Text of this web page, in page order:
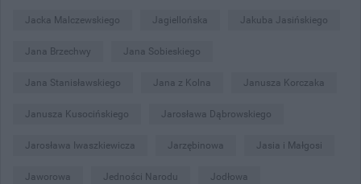
Jacka Malczewskiego Jagiellońska Jakuba Jasińskiego
Jana Brzechwy Jana Sobieskiego
Jana Stanisławskiego Jana z Kolna Janusza Korczaka
Janusza Kusocińskiego Jarosława Dąbrowskiego
Jarosława Iwaszkiewicza Jarzębinowa Jasia i Małgosi
Jaworowa Jedności Narodu Jodłowa